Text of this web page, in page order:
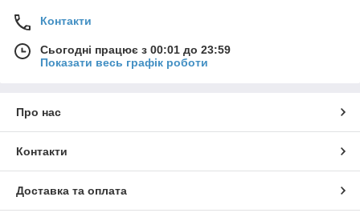
Контакти
Сьогодні працює з 00:01 до 23:59
Показати весь графік роботи
Про нас
Контакти
Доставка та оплата